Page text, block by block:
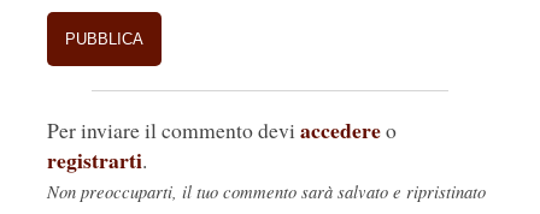
Per inviare il commento devi accedereo
registrarti.
Non preoccuparti, il tuo commento sarà salvato e ripristinato